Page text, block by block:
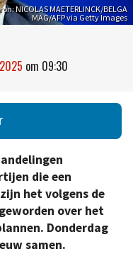
NICOLAS MAETERLINCK/BELGA
MAG/AFP via Getty Images
om 09:30
die een
het volgens de
over het
Donderdag
samen.